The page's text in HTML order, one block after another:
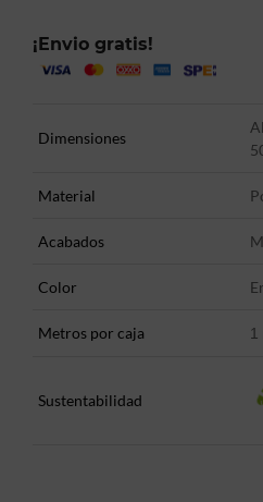
¡Envio gratis!
Dimensiones
Material
Acabados
Color
Metros por caja 1
Sustentabilidad